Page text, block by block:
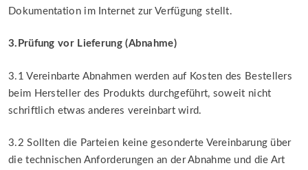
Dokumentation im Internet zur Verfügung stellt.
3.Prüfung vor Lieferung (Abnahme)
3.1 Vereinbarte Abnahmen werden auf Kosten des Bestellers
beim Hersteller des Produkts durchgeführt, soweit nicht
schriftlich etwas anderes vereinbart wird.
3.2 Sollten die Parteien keine gesonderte Vereinbarung über
die technischen Anforderungen an der Abnahme und die Art